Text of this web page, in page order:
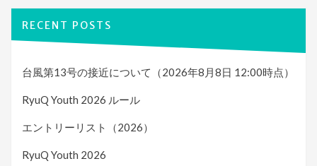
RECENT POSTS
台風第13号の接近について（2026年8月8日 12:00時点）
RyuQ Youth 2026 ルール
エントリーリスト（2026）
RyuQ Youth 2026